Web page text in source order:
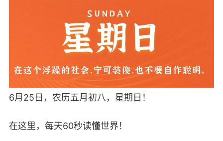
卡卡动能素 无创溶斑术
美业357 芯诗妍
6月25日，农历五月初八，星期日！
在这里，每天60秒读懂世界！